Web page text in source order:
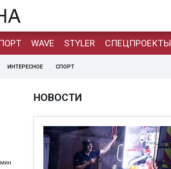
WAVE STYLER СПЕЦПРОЕКТЫ
ИНТЕРЕСНОЕ СПОРТ
НОВОСТИ